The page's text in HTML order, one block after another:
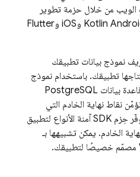
الويب من خلال حزمة تطوير
البرامج (SDK) المتوافقة مع Kotlin Android وiOS وFlutter
نموذج بيانات تطبيقك
تطبيقك. باستخدام نموذج
البيانات، ننشئ تلقائيًا مخطط قاعدة بيانات PostgreSQL
نقاط نهاية الخادم التي
تتواصل مع قاعدة البيانات، ونوفّر حِزم SDK آمنة الأنواع لتطبيق
الخادم. يمكن تشبيهها بـ
مصمّم خصيصًا لتطبيقك.